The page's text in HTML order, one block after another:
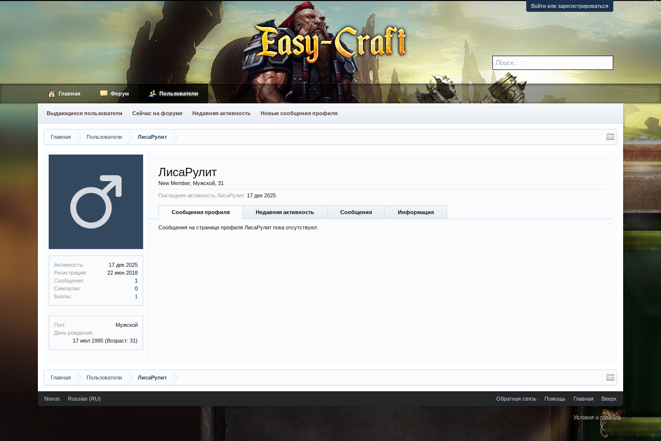
Войти или зарегистрироваться
Главная Пользователи ЛисаРулит
Активность:
17 дек 2025
Регистрация:
22 июн 2018
Сообщения:
1
Симпатии:
0
Баллы:
1
Пол:
Мужской
День рождения:
17 июл 1995 (Возраст: 31)
ЛисаРулит
New Member, Мужской, 31
Последняя активность ЛисаРулит: 17 дек 2025
Сообщения профиля Недавняя активность Сообщения Информация
Сообщения на странице профиля ЛисаРулит пока отсутствуют.
Главная Пользователи ЛисаРулит
Главная Форум Пользователи
Выдающиеся пользователи Сейчас на форуме Недавняя активность Новые сообщения профиля
Novus Russian (RU) Обратная связь Помощь Главная Вверх
Условия и правила